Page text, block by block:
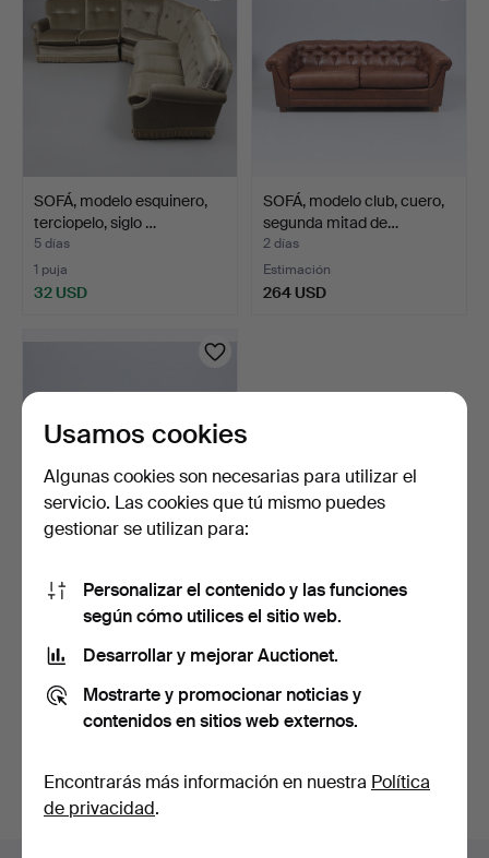
Andersson
Linköping
SOFÁ, modelo esquinero,
terciopelo, siglo …
5 días
1 puja
32 USD
SOFÁ, modelo club, cuero,
segunda mitad de…
2 días
Estimación
264 USD
segunda mitad de…
264 USD
Suscribir búsqueda
subastas concluidas.
Usamos cookies
Algunas cookies son necesarias para utilizar el
servicio. Las cookies que tú mismo puedes
gestionar se utilizan para:
Personalizar el contenido y las funciones
según cómo utilices el sitio web.
Desarrollar y mejorar Auctionet.
Mostrarte y promocionar noticias y
contenidos en sitios web externos.
Encontrarás más información en nuestra Política
de privacidad.